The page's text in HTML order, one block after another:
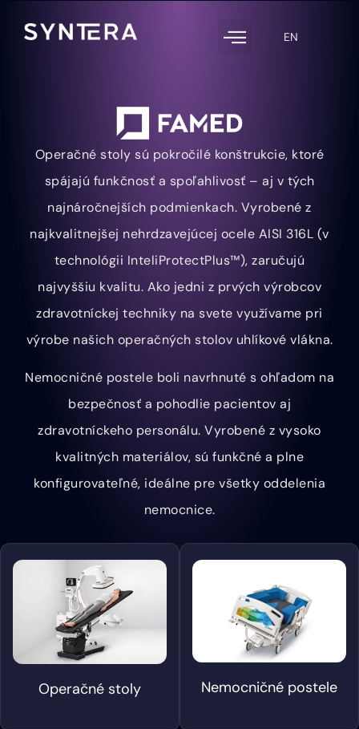
EN
Operačné stoly sú pokročilé konštrukcie, ktoré
spájajú funkčnosť a spoľahlivosť – aj v tých
najnáročnejších podmienkach. Vyrobené z
najkvalitnejšej nehrdzavejúcej ocele AISI 316L (v
technológii InteliProtectPlus™), zaručujú
najvyššiu kvalitu. Ako jedni z prvých výrobcov
zdravotníckej techniky na svete využívame pri
výrobe našich operačných stolov uhlíkové vlákna.
Nemocničné postele boli navrhnuté s ohľadom na
bezpečnosť a pohodlie pacientov aj
zdravotníckeho personálu. Vyrobené z vysoko
kvalitných materiálov, sú funkčné a plne
konfigurovateľné, ideálne pre všetky oddelenia
nemocnice.
Operačné stoly Nemocničné postele